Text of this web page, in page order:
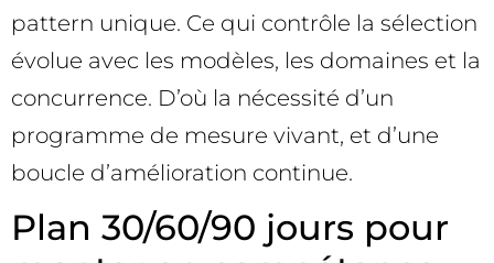
pattern unique. Ce qui contrôle la sélection
évolue avec les modèles, les domaines et la
concurrence. D’où la nécessité d’un
programme de mesure vivant, et d’une
boucle d’amélioration continue.
Plan 30/60/90 jours pour